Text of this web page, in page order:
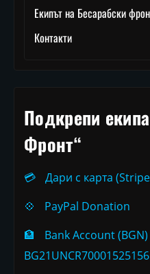
Екипът на Бесарабски
Контакти
Подкрепи
Фронт“
💳
Дари с карта
💠
PayPal Donation
🏦
Bank Account (BGN)